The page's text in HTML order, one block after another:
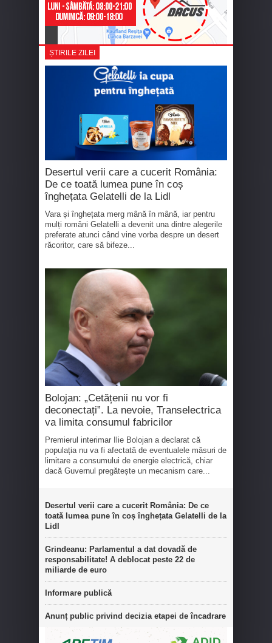
ȘTIRILE ZILEI
Desertul verii care a cucerit România:
De ce toată lumea pune în coș
înghețata Gelatelli de la Lidl
Vara și înghețata merg mână în mână, iar pentru
mulți români Gelatelli a devenit una dintre alegerile
preferate atunci când vine vorba despre un desert
răcoritor, care să bifeze...
Bolojan: „Cetățenii nu vor fi
deconectați”. La nevoie, Transelectrica
va limita consumul fabricilor
Premierul interimar Ilie Bolojan a declarat că
populația nu va fi afectată de eventualele măsuri de
limitare a consumului de energie electrică, chiar
dacă Guvernul pregătește un mecanism care...
Desertul verii care a cucerit România: De ce
toată lumea pune în coș înghețata Gelatelli de la
Lidl
Grindeanu: Parlamentul a dat dovadă de
responsabilitate! A deblocat peste 22 de
miliarde de euro
Informare publică
Anunț public privind decizia etapei de încadrare